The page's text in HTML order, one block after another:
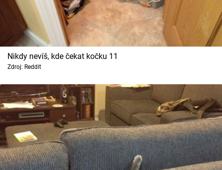
Nikdy nevíš, kde čekat kočku 11
Zdroj: Reddit